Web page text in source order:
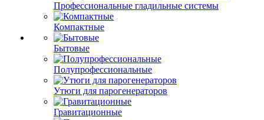
Профессиональные гладильные системы
Компактные
Бытовые
Полупрофессиональные
Утюги для парогенераторов
Гравитационные